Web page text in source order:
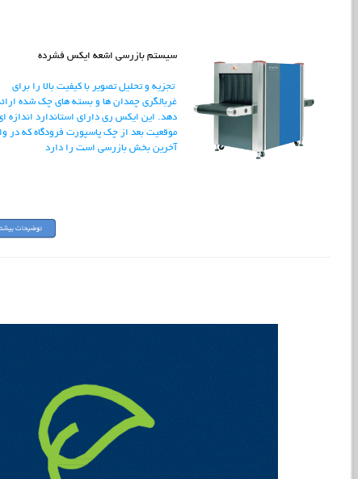
سیستم بازرسی اشعه ایکس فشرده
تجزیه و تحلیل تصویر با کیفیت بالا را برای
غربالگری چمدان ها و بسته های چک شده
دهد. این ایکس ری دارای استاندارد اندازه
موقعیت بعد از چک پاسپورت فرودگاه که در
آخرین بخش بازرسی است را دارد